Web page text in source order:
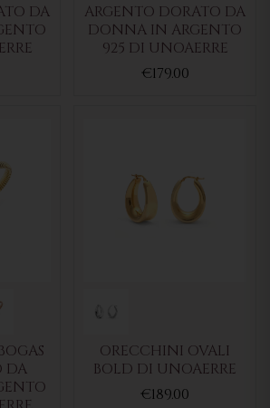
DA
ARGENTO DORATO DA
DONNA IN ARGENTO
925 DI UNOAERRE
€179.00
DA
ORECCHINI OVALI
BOLD DI UNOAERRE
€189.00